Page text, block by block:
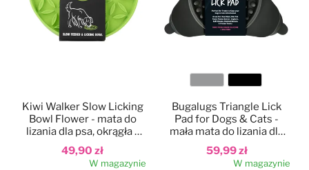
49,90 zł
Kiwi Walker Slow Licking
Bowl Flower - mata do
lizania dla psa, okrągła z
wypustkami w kształcie
kwiatków
W magazynie
Kolor
59,99 zł
Bugalugs Triangle Lick
Pad for Dogs & Cats -
mała mata do lizania dla
psa i kota, trójkątna
W magazynie